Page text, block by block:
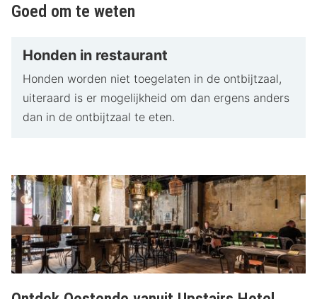
Goed om te weten
Honden in restaurant
Honden worden niet toegelaten in de ontbijtzaal,
uiteraard is er mogelijkheid om dan ergens anders
dan in de ontbijtzaal te eten.